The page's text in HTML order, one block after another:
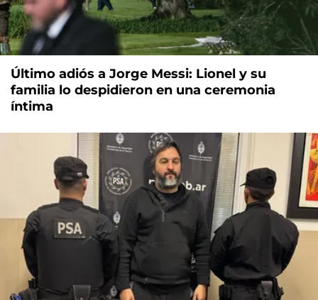
Último adiós a Jorge Messi: Lionel y su
familia lo despidieron en una ceremonia
íntima